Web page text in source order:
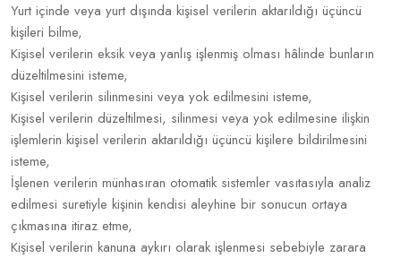
Yurt içinde veya yurt dışında kişisel verilerin aktarıldığı üçüncü
kişileri bilme,
Kişisel verilerin eksik veya yanlış işlenmiş olması hâlinde bunların
düzeltilmesini isteme,
Kişisel verilerin silinmesini veya yok edilmesini isteme,
Kişisel verilerin düzeltilmesi, silinmesi veya yok edilmesine ilişkin
işlemlerin kişisel verilerin aktarıldığı üçüncü kişilere bildirilmesini
isteme,
İşlenen verilerin münhasıran otomatik sistemler vasıtasıyla analiz
edilmesi suretiyle kişinin kendisi aleyhine bir sonucun ortaya
çıkmasına itiraz etme,
Kişisel verilerin kanuna aykırı olarak işlenmesi sebebiyle zarara